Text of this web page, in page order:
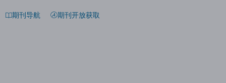
期刊导航 期刊开放获取